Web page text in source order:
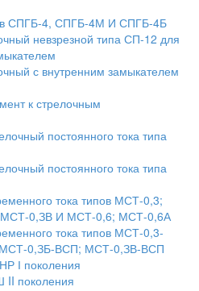
СПГБ-4, СПГБ-4М И СПГБ-4Б
невзрезной типа СП-12 для
с внутренним замыкателем
к стрелочным
постоянного тока типа
постоянного тока типа
тока типов МСТ-0,3;
0,ЗВ И МСТ-0,6; МСТ-0,6А
тока типов МСТ-0,3-
0,ЗБ-ВСП; МСТ-0,ЗВ-ВСП
І поколения
II поколения